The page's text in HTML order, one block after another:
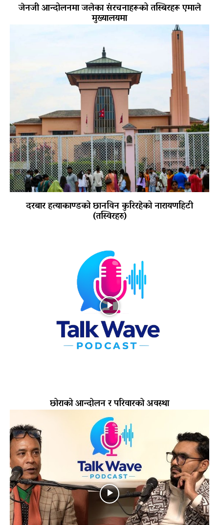
जेनजी आन्दोलनमा जलेका संरचनाहरूको तस्बिरहरू एमाले
मुख्यालयमा
दरबार हत्याकाण्डको छानविन कुरिरहेको नारायणहिटी
(तस्विरहरु)
छोराको आन्दोलन र परिवारको अवस्था